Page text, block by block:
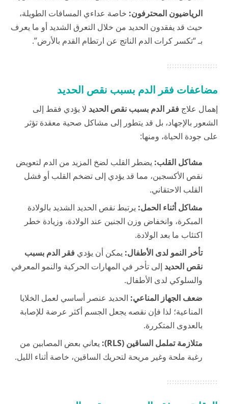
الرياضيون المحترفون: خاصة عداءي المسافات الطويلة،
حيث قد يفقدون الحديد من خلال التعرق الشديد أو ما يعرف
بـ “تكسر كرات الدم الناتج عن ارتطام القدم بالأرض”.
مضاعفات فقر الدم بسبب نقص الحديد
إهمال علاج فقر الدم بسبب نقص الحديد لا يؤدي فقط إلى
الشعور بالإجهاد، بل قد يتطور إلى مشاكل صحية معقدة تؤثر
على جودة الحياة، ومنها:
مشاكل القلب: يضطر القلب لضخ المزيد من الدم لتعويض
نقص الأكسجين، مما قد يؤدي إلى تضخم القلب أو فشل
القلب الاحتقاني.
مشاكل أثناء الحمل: يرتبط نقص الحديد الشديد بالولادة
المبكرة، وانخفاض وزن الجنين عند الولادة، وزيادة خطر
اكتئاب ما بعد الولادة.
تأخر النمو لدى الأطفال: يمكن أن يؤدي فقر الدم بسبب
نقص الحديد إلى تأخر في المهارات الحركية والنمو المعرفي
والسلوكي لدى الأطفال.
ضعف الجهاز المناعي: الحديد عنصر أساسي لعمل الخلايا
المناعية؛ لذا فإن نقصه يجعل الجسم أكثر عرضة للإصابة
بالعدوى المتكررة.
متلازمة تململ الساقين (RLS):
يعاني بعض المصابين من
رغبة ملحة وغير مريحة لتحريك الساقين، خاصة أثناء الليل.